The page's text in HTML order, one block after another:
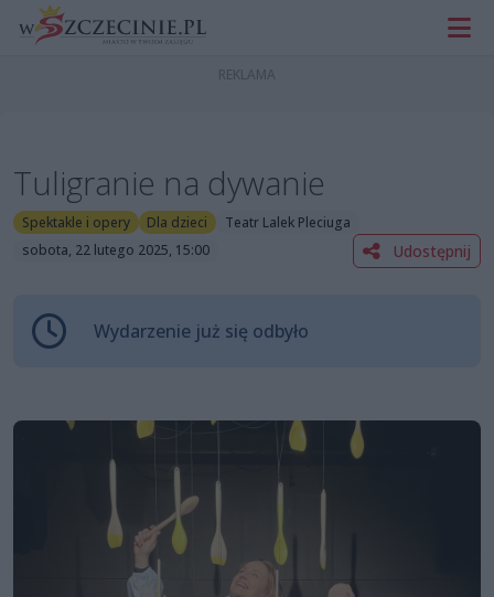
Tuligranie na dywanie
Spektakle i opery Dla dzieci
Teatr Lalek Pleciuga
sobota, 22 lutego 2025, 15:00
Udostępnij
Wydarzenie już się odbyło